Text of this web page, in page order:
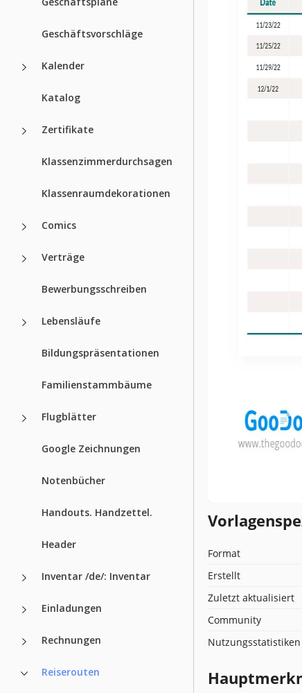
Geschäftsvorschläge
Kalender
Katalog
Zertifikate
Klassenzimmerdurchsagen
Klassenraumdekorationen
Comics
Verträge
Bewerbungsschreiben
Lebensläufe
Bildungspräsentationen
Familienstammbäume
Flugblätter
Google Zeichnungen
Notenbücher
Handouts. Handzettel.
Header
Inventar /de/: Inventar
Einladungen
Rechnungen
Reiserouten
Format
Erstellt
Zuletzt aktualisiert
Community
Nutzungsstatistiken